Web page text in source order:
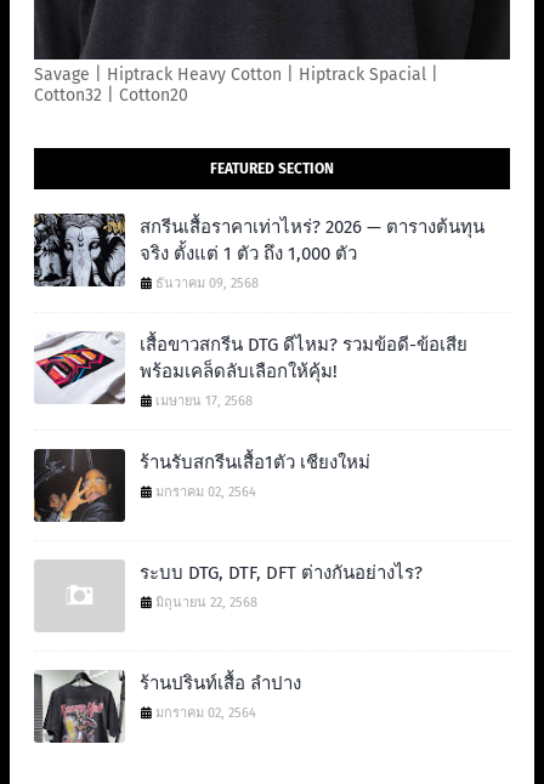
Savage | Hiptrack Heavy Cotton | Hiptrack Spacial |
Cotton32 | Cotton20
FEATURED SECTION
สกรีนเสื้อราคาเท่าไหร่? 2026 — ตารางต้นทุน
จริง ตั้งแต่ 1 ตัว ถึง 1,000 ตัว
ธันวาคม 09, 2568
เสื้อขาวสกรีน DTG ดีไหม? รวมข้อดี-ข้อเสีย
พร้อมเคล็ดลับเลือกให้คุ้ม!
เมษายน 17, 2568
ร้านรับสกรีนเสื้อ1ตัว เชียงใหม่
มกราคม 02, 2564
ระบบ DTG, DTF, DFT ต่างกันอย่างไร?
มิถุนายน 22, 2568
ร้านปรินท์เสื้อ ลำปาง
มกราคม 02, 2564